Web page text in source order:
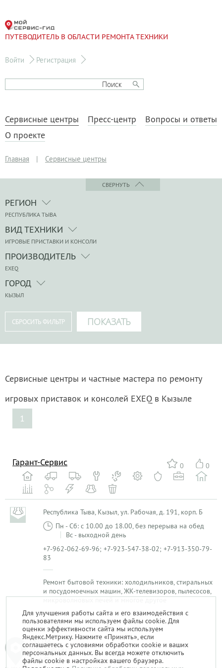
ПУТЕВОДИТЕЛЬ В ОБЛАСТИ РЕМОНТА ТЕХНИКИ
Войти Регистрация
Сервисные центры Пресс-центр
Вопросы и ответы
О проекте
Главная | Сервисные центры
СВЕРНУТЬ
РЕГИОН
РЕСПУБЛИКА ТЫВА
ВИД ТЕХНИКИ
ИГРОВЫЕ ПРИСТАВКИ И КОНСОЛИ
ПРОИЗВОДИТЕЛЬ
EXEQ
ГОРОД
КЫЗЫЛ
Сервисные центры и частные мастера по ремонту
игровых приставок и консолей EXEQ в Кызыле
1
0 0
Гарант-Сервис
Республика Тыва, Кызыл, ул. Рабочая, д. 191, корп. Б
Пн - Сб: с 10.00 до 18.00, без перерыва на обед
Вс - выходной день
+7-962-062-69-96; +7-923-547-38-02; +7-913-350-79-
83
Ремонт бытовой техники: холодильников, стиральных
и посудомоечных машин, ЖК-телевизоров, пылесосов,
микроволновых печей и многое другое
1
Для улучшения работы сайта и его взаимодействия с
пользователями мы используем файлы cookie. Для
оценки эффективности сайта мы используем
Яндекс.Метрику. Нажмите «Принять», если
соглашаетесь с условиями обработки cookie и ваших
персональных данных. Вы всегда можете отключить
файлы cookie в настройках вашего браузера.